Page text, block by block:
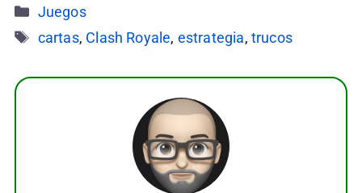
Categorías
Juegos
Etiquetas
cartas, Clash Royale, estrategia, trucos